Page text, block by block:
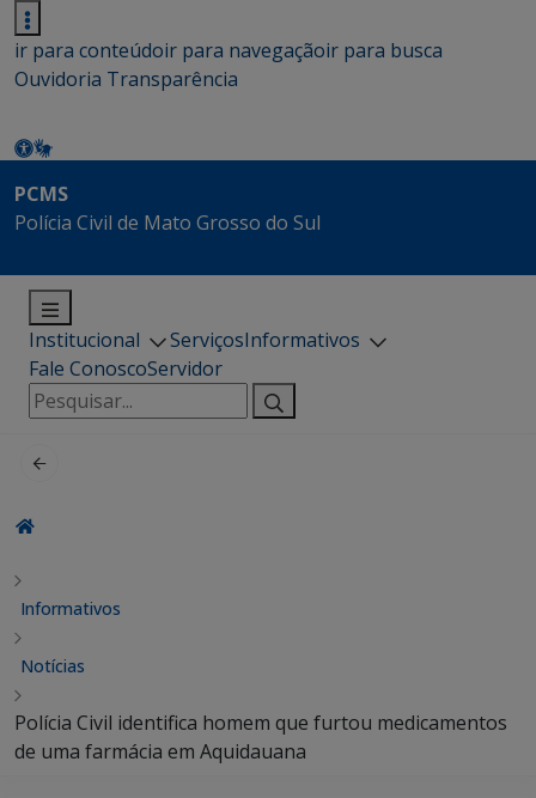
ir para conteúdoir para navegaçãoir para busca
Ouvidoria Transparência
PCMS
Polícia Civil de Mato Grosso do Sul
Institucional ServiçosInformativos
Fale ConoscoServidor
Pesquisar
por:
Informativos
Notícias
Polícia Civil identifica homem que furtou medicamentos
de uma farmácia em Aquidauana